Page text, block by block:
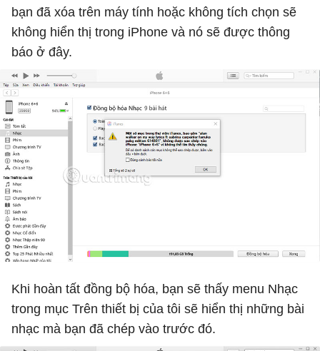
bạn đã xóa trên máy tính hoặc không tích chọn sẽ
không hiển thị trong iPhone và nó sẽ được thông
báo ở đây.
Khi hoàn tất đồng bộ hóa, bạn sẽ thấy menu Nhạc
trong mục Trên thiết bị của tôi sẽ hiển thị những bài
nhạc mà bạn đã chép vào trước đó.